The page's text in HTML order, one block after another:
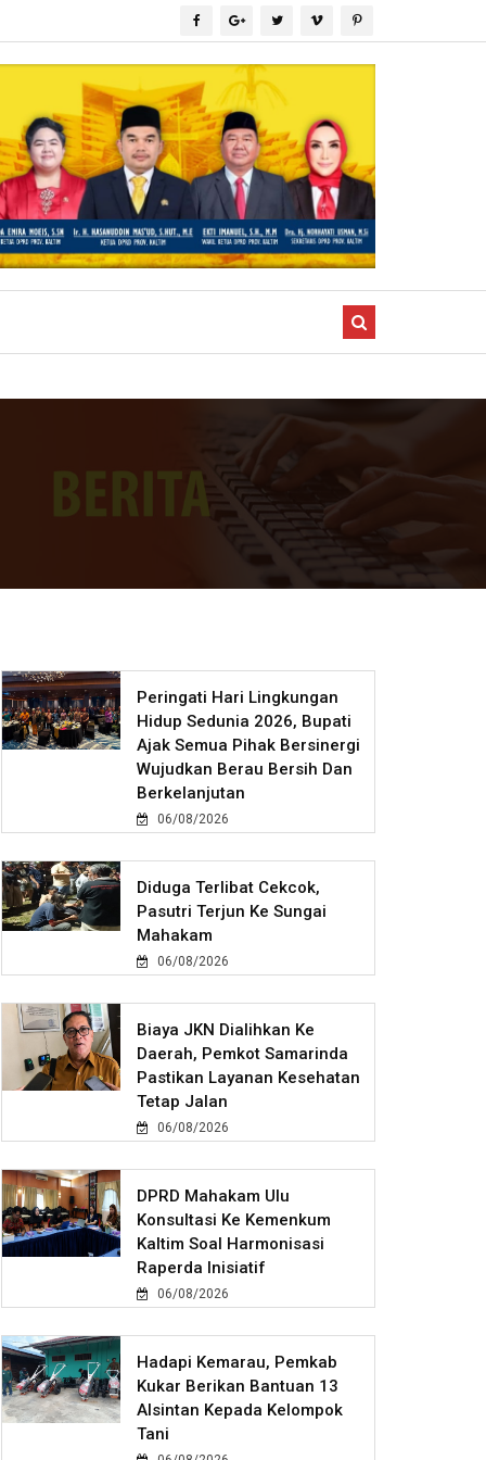
Peringati Hari Lingkungan
Hidup Sedunia 2026, Bupati
Ajak Semua Pihak Bersinergi
Wujudkan Berau Bersih Dan
Berkelanjutan
06/08/2026
Diduga Terlibat Cekcok,
Pasutri Terjun Ke Sungai
Mahakam
06/08/2026
Biaya JKN Dialihkan Ke
Daerah, Pemkot Samarinda
Pastikan Layanan Kesehatan
Tetap Jalan
06/08/2026
DPRD Mahakam Ulu
Konsultasi Ke Kemenkum
Kaltim Soal Harmonisasi
Raperda Inisiatif
06/08/2026
Hadapi Kemarau, Pemkab
Kukar Berikan Bantuan 13
Alsintan Kepada Kelompok
Tani